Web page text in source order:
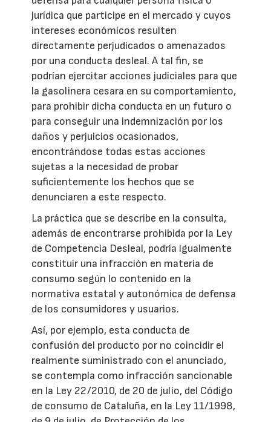
jurídica que participe en el mercado y cuyos
intereses económicos resulten
directamente perjudicados o amenazados
por una conducta desleal. A tal fin, se
podrían ejercitar acciones judiciales para que
la gasolinera cesara en su comportamiento,
para prohibir dicha conducta en un futuro o
para conseguir una indemnización por los
daños y perjuicios ocasionados,
encontrándose todas estas acciones
sujetas a la necesidad de probar
suficientemente los hechos que se
denunciaren a este respecto.
La práctica que se describe en la consulta,
además de encontrarse prohibida por la Ley
de Competencia Desleal, podría igualmente
constituir una infracción en materia de
consumo según lo contenido en la
normativa estatal y autonómica de defensa
de los consumidores y usuarios.
Así, por ejemplo, esta conducta de
confusión del producto por no coincidir el
realmente suministrado con el anunciado,
se contempla como infracción sancionable
en la Ley 22/2010, de 20 de julio, del Código
de consumo de Cataluña, en la Ley 11/1998,